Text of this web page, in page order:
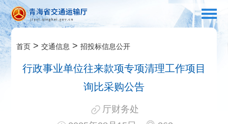
首页 >交通信息 >招投标信息公开
行政事业单位往来款项专项清理工作项目
询比采购公告
厅财务处